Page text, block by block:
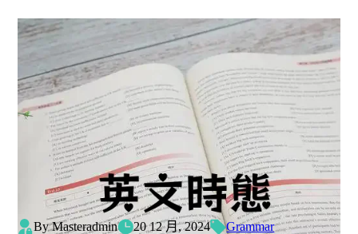
By Masteradmin 20 12 月, 2024 Grammar